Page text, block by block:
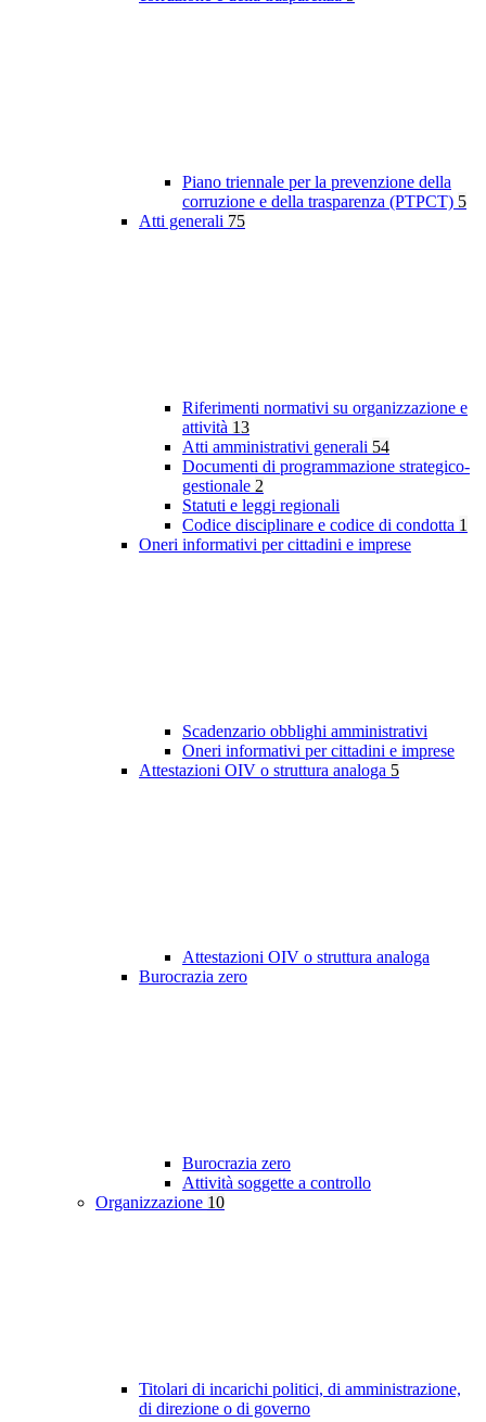
Piano triennale per la prevenzione della
corruzione e della trasparenza (PTPCT) 5
Atti generali 75
Riferimenti normativi su organizzazione e
attività 13
Atti amministrativi generali 54
Documenti di programmazione strategico-
gestionale 2
Statuti e leggi regionali
Codice disciplinare e codice di condotta 1
Oneri informativi per cittadini e imprese
Scadenzario obblighi amministrativi
Oneri informativi per cittadini e imprese
Attestazioni OIV o struttura analoga 5
Attestazioni OIV o struttura analoga
Burocrazia zero
Burocrazia zero
Attività soggette a controllo
Organizzazione 10
Titolari di incarichi politici, di amministrazione,
di direzione o di governo